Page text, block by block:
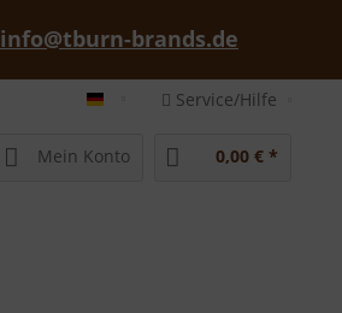
info@tburn-brands.de
tburn-brands-shop deutsch
Service/Hilfe
Mein Konto 0,00 € *